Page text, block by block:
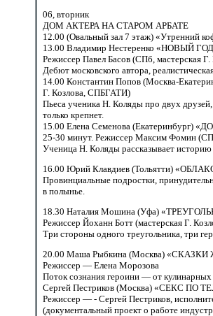
06, вторник
ДОМ АКТЕРА НА СТАРОМ АРБАТЕ
12.00 (Овальный зал 7 этаж) «Утренний
13.00 Владимир Нестеренко «НОВЫЙ
Режиссер Павел Басов (СПб, мастерская
Дебют московского автора,
14.00 Константин Попов (Москва-
Г. Козлова, СПБГАТИ)
Пьеса ученика Н. Коляды про двух
только крепнет.
15.00 Елена Семенова (Екатеринбург)
25-30 минут. Режиссер Максим Фомин
Ученица Н. Коляды рассказывает
16.00 Юрий Клавдиев (Тольятти)
Провинциальные подростки,
в полынье.
18.30 Наталия Мошина (Уфа)
Режиссер Йоханн Ботт (мастерская Г.
Три стороны одного треугольника, три
20.00 Маша Рыбкина (Москва)
Режиссер — Елена Морозова
Поток сознания героини — от
Сергей Пестриков (Москва) «СЕКС ПО
Режиссер — - Сергей Пестриков,
(документальный проект о работе